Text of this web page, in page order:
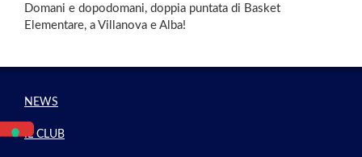
Domani e dopodomani, doppia puntata di Basket
Elementare, a Villanova e Alba!
NEWS
IL CLUB